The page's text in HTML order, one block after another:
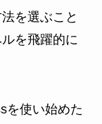
を選ぶこと
を飛躍的に
を使い始めた